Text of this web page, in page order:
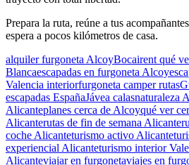
Prepara la ruta, reúne a tus
espera a pocos kilómetros de casa.
alquiler furgoneta AlcoyBocairent qué
Blancaescapadas en furgoneta Alcoy
Valencia interiorfurgoneta camper rutas
escapadas EspañaJávea calasnaturaleza
Alicanteplanes cerca de Alcoyqué ver
Alicanterutas de fin de semana Alicante
coche Alicanteturismo activo Alicante
experiencial Alicanteturismo interior
Alicanteviajar en furgonetaviajes en